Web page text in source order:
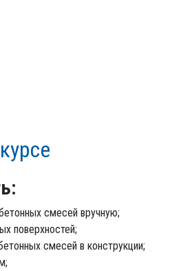
смесей вручную;
поверхностей;
смесей в конструкции;